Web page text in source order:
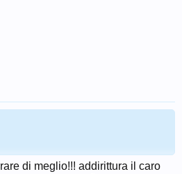
di meglio!!! addirittura il caro